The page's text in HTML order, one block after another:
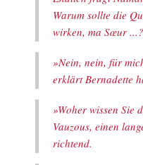
Warum sollte die
wirken, ma Sœur
»Nein, nein, für
erklärt Bernadette
»Woher wissen Sie
Vauzous, einen
richtend.